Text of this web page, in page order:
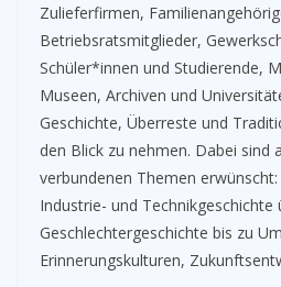
Zulieferfirmen,
Betriebsratsmitglieder,
Schüler*innen und Studierende,
Museen, Archiven und
Geschichte, Überreste und
den Blick zu nehmen. Dabei sind
verbundenen Themen
Industrie- und Technikgeschichte
Geschlechtergeschichte bis zu
Erinnerungskulturen,